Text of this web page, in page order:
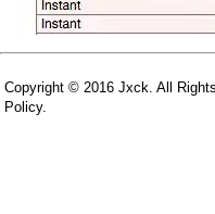
Copyright © 2016Jxck . All
Policy.